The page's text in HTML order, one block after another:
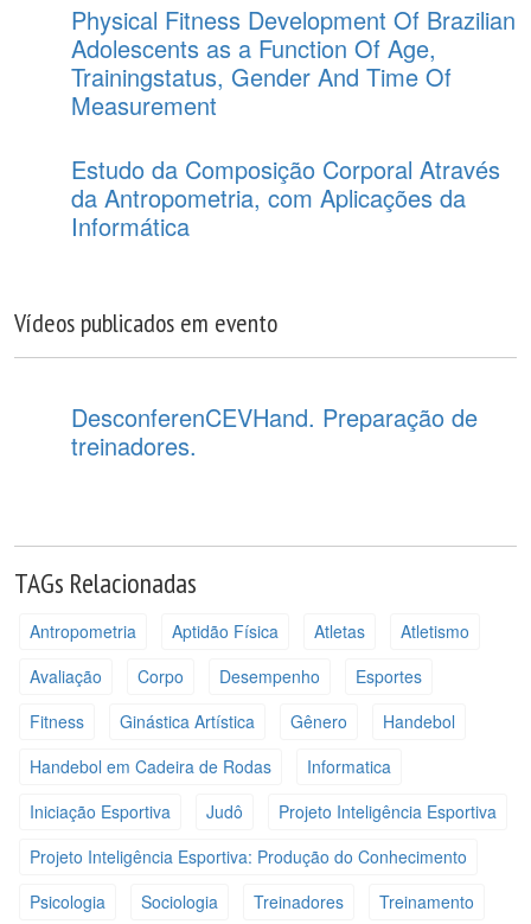
Physical Fitness Development Of Brazilian
Adolescents as a Function Of Age,
Trainingstatus, Gender And Time Of
Measurement
Estudo da Composição Corporal Através
da Antropometria, com Aplicações da
Informática
Vídeos publicados em evento
DesconferenCEVHand. Preparação de
treinadores.
TAGs Relacionadas
Antropometria Aptidão Física Atletas
Atletismo
Avaliação
Corpo Desempenho
Esportes
Fitness
Ginástica Artística Gênero
Handebol
Handebol em Cadeira de Rodas
Informatica
Iniciação Esportiva
Judô
Projeto Inteligência Esportiva
Projeto Inteligência Esportiva: Produção do Conhecimento
Psicologia
Sociologia Treinadores
Treinamento